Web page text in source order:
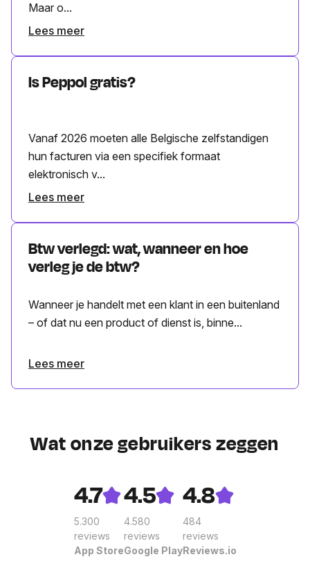
Maar o...
Lees meer
Is Peppol gratis?
Vanaf 2026 moeten alle Belgische zelfstandigen
hun facturen via een specifiek formaat
elektronisch v...
Lees meer
Btw verlegd: wat, wanneer en hoe
verleg je de btw?
Wanneer je handelt met een klant in een buitenland
– of dat nu een product of dienst is, binne...
Lees meer
Wat onze gebruikers zeggen
4.7
5.300
reviews
App Store
4.5
4.580
reviews
Google Play
4.8
484
reviews
Reviews.io